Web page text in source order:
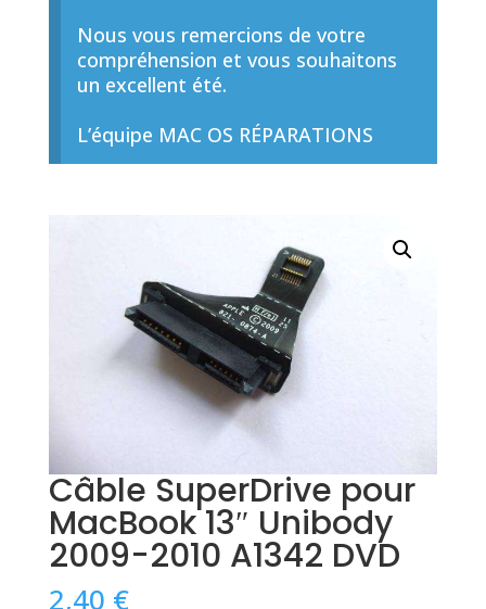
Nous vous remercions de votre
compréhension et vous souhaitons
un excellent été.
L’équipe MAC OS RÉPARATIONS
Câble SuperDrive pour
MacBook 13″ Unibody
2009-2010 A1342 DVD
2,40 €